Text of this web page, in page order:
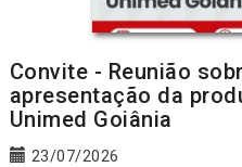
Convite - Reunião
apresentação da
Unimed Goiânia
23/07/2026